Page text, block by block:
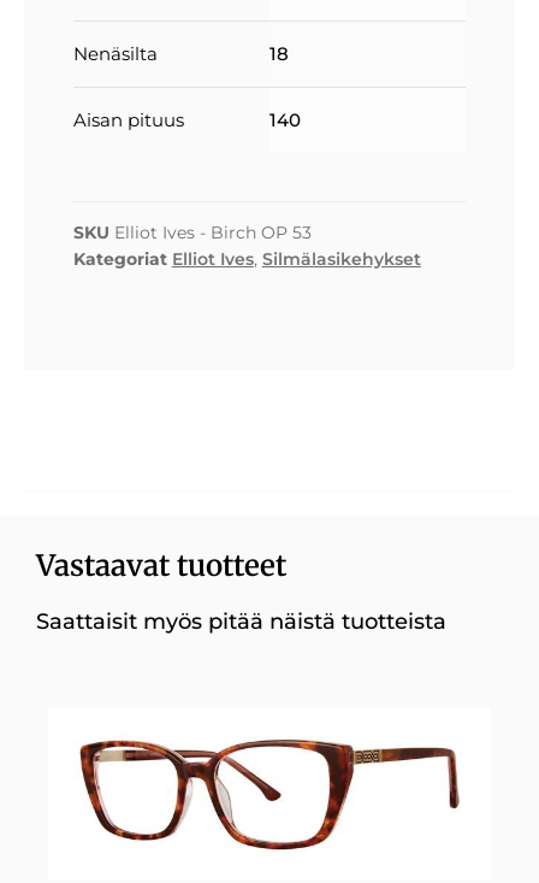
Nenäsilta 18
Aisan pituus 140
SKU Elliot Ives - Birch OP 53
Kategoriat Elliot Ives, Silmälasikehykset
Vastaavat tuotteet
Saattaisit myös pitää näistä tuotteista